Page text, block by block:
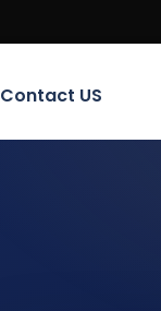
Contact US